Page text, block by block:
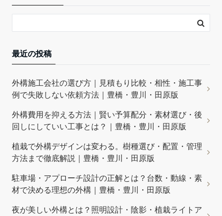
最近の投稿
外構施工会社の選び方｜見積もり比較・相性・施工事
例で失敗しない依頼方法｜豊橋・豊川・田原版
外構費用を抑える方法｜賢い予算配分・素材選び・後
回しにしていい工事とは？｜豊橋・豊川・田原版
植栽で外構デザインは変わる。樹種選び・配置・管理
方法まで徹底解説｜豊橋・豊川・田原版
駐車場・アプローチ設計の正解とは？台数・動線・素
材で決める理想の外構｜豊橋・豊川・田原版
夜が美しい外構とは？照明設計・陰影・植栽ライトア